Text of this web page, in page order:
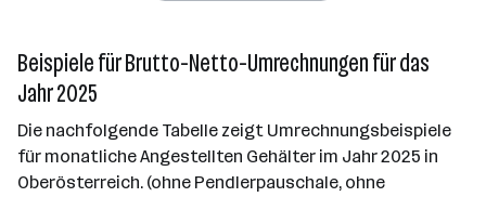
Beispiele für Brutto-Netto-Umrechnungen für das
Jahr 2025
Die nachfolgende Tabelle zeigt Umrechnungsbeispiele
für monatliche Angestellten Gehälter im Jahr 2025 in
Oberösterreich. (ohne Pendlerpauschale, ohne